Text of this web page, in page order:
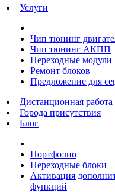
Услуги
Чип тюнинг
Чип тюнинг АКПП
Переходные модули
Ремонт блоков
Предложение для
Дистанционная работа
Города присутствия
Блог
Портфолио
Переходные блоки
Активация
функций